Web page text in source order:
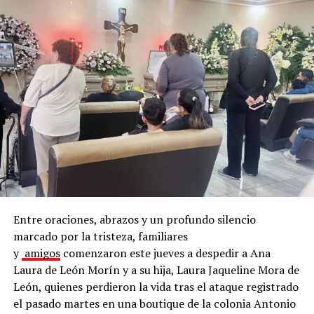
En este objetivo, trabajan en conjunto el Instituto
Municipal de Planeación (IMPLAN), la dirección de
Medio Ambiente y Desarrollo Sustentable, de
Infraestructura y Obra Pública, así como de Servicios
Públicos.
cuenta con una plataforma digital de uso interno que
permite planear, dar seguimiento y documentar las
intervenciones realizadas en los espacios públicos del
municipio.
El director de Medio Ambiente y Desarrollo Sustentable,
Entre oraciones, abrazos y un profundo silencio
marcado por la tristeza, familiares
y amigoscomenzaron este jueves a despedir a Ana
Laura de León Morín y a su hija, Laura Jaqueline Mora de
León, quienes perdieron la vida tras el ataque registrado
el pasado martes en una boutique de la colonia Antonio